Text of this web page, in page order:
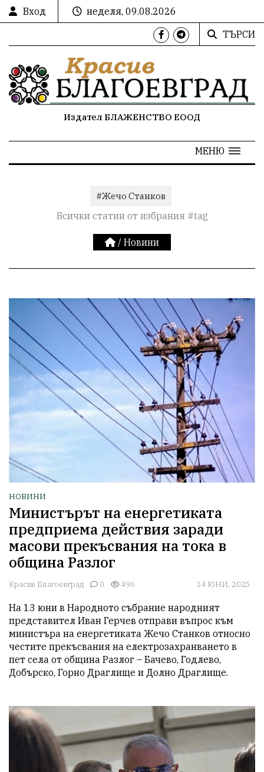
Вход
неделя, 09.08.2026
ТЪРСИ
Издател БЛАЖЕНСТВО ЕООД
МЕНЮ
#Жечо Станков
Всички статии от избрания #tag
/ Новини
НОВИНИ
Министърът на енергетиката
предприема действия заради
масови прекъсвания на тока в
община Разлог
Красив Благоевград 0 496 14 ЮНИ, 2025
На 13 юни в Народното събрание народният
представител Иван Герчев отправи въпрос към
министъра на енергетиката Жечо Станков относно
честите прекъсвания на електрозахранването в
пет села от община Разлог – Бачево, Годлево,
Добърско, Горно Драглище и Долно Драглище.